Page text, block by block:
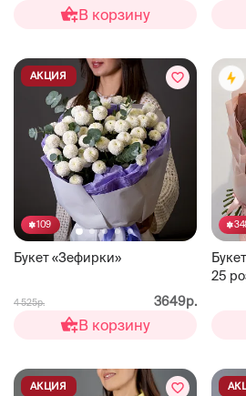
В корзину
109
Букет «Зефирки»
АКЦИЯ
4 525р. 3649р.
В корзину
25
АКЦИЯ